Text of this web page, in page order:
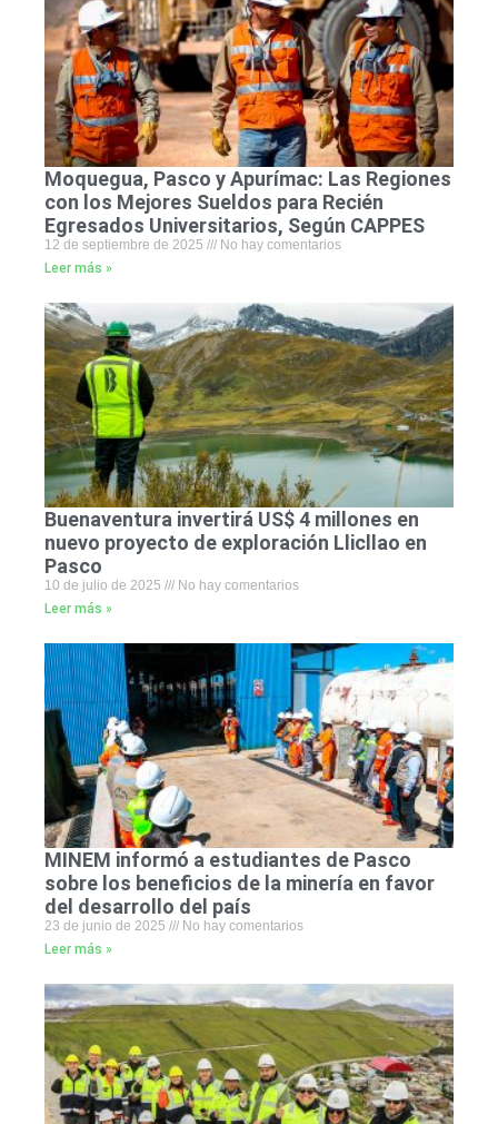
Moquegua, Pasco y Apurímac: Las Regiones
con los Mejores Sueldos para Recién
Egresados Universitarios, Según CAPPES
12 de septiembre de 2025
No hay comentarios
Leer más »
Buenaventura invertirá US$ 4 millones en
nuevo proyecto de exploración Llicllao en
Pasco
10 de julio de 2025
No hay comentarios
Leer más »
MINEM informó a estudiantes de Pasco
sobre los beneficios de la minería en favor
del desarrollo del país
23 de junio de 2025
No hay comentarios
Leer más »